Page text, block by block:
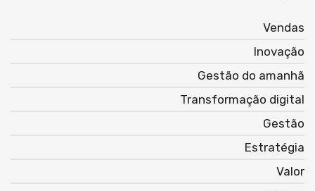
Vendas
Inovação
Gestão do amanhã
Transformação digital
Gestão
Estratégia
Valor